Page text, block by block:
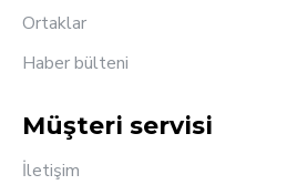
Ortaklar
Haber bülteni
Müşteri servisi
İletişim